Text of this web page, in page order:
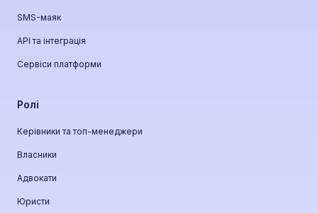
SMS-маяк
API та інтеграція
Сервіси платформи
Ролі
Керівники та топ-менеджери
Власники
Адвокати
Юристи